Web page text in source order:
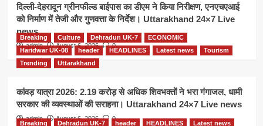
दिल्ली-देहरादून ग्रीनफील्ड बाईपास का डीएम ने किया निरीक्षण, एनएचएआई
को निर्माण में तेजी और गुणवत्ता के निर्देश। Uttarakhand 24×7 Live
news
admin August 6, 2026 0
Breaking Culture Dehradun UK-7
ECONOMIC
Haridwar UK-08
header HEADLINES Latest news
Tourism
Trending
Uttarakhand
कांवड़ यात्रा 2026: 2.19 करोड़ से अधिक शिवभक्तों ने भरा गंगाजल, धामी
सरकार की व्यवस्थाओं की सराहना। Uttarakhand 24×7 Live news
admin August 6, 2026 0
Breaking Dehradun UK-7 header HEADLINES
Latest news